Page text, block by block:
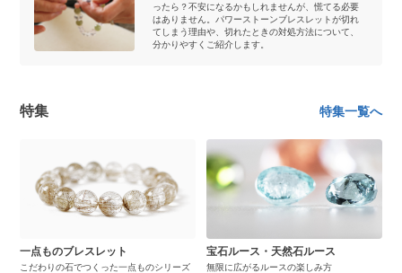
ったら？不安になるかもしれませんが、慌てる必要
はありません。パワーストーンブレスレットが切れ
てしまう理由や、切れたときの対処方法について、
分かりやすくご紹介します。
特集 特集一覧へ
一点ものブレスレット
こだわりの石でつくった一点ものシリーズ
宝石ルース・天然石ルース
無限に広がるルースの楽しみ方